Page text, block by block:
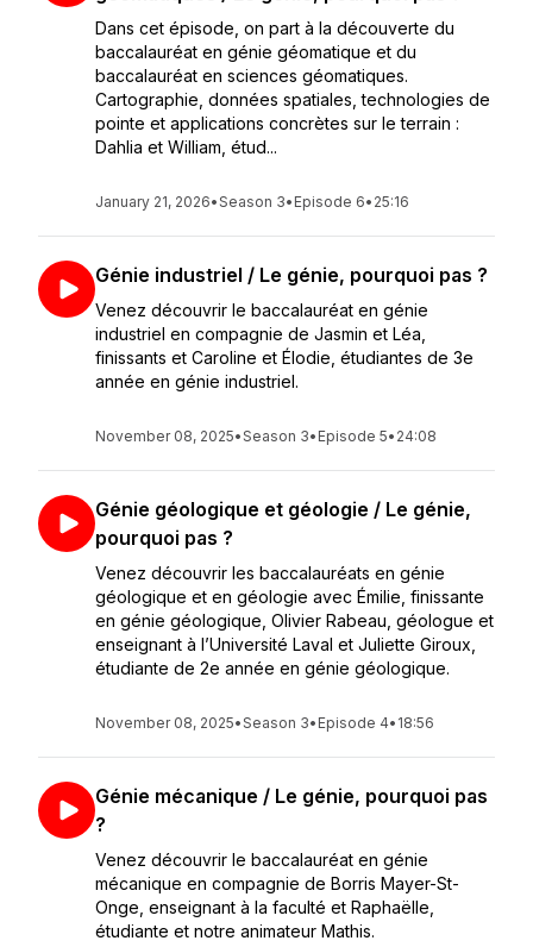
Dans cet épisode, on part à la découverte du
baccalauréat en génie géomatique et du
baccalauréat en sciences géomatiques.
Cartographie, données spatiales, technologies de
pointe et applications concrètes sur le terrain :
Dahlia et William, étud...
January 21, 2026•Season 3• Episode 6• 25:16
Génie industriel / Le génie, pourquoi pas ?
Venez découvrir le baccalauréat en génie
industriel en compagnie de Jasmin et Léa,
finissants et Caroline et Élodie, étudiantes de 3e
année en génie industriel.
November 08, 2025•Season 3• Episode 5• 24:08
Génie géologique et géologie / Le génie,
pourquoi pas ?
Venez découvrir les baccalauréats en génie
géologique et en géologie avec Émilie, finissante
en génie géologique, Olivier Rabeau, géologue et
enseignant à l’Université Laval et Juliette Giroux,
étudiante de 2e année en génie géologique.
November 08, 2025•Season 3• Episode 4• 18:56
Génie mécanique / Le génie, pourquoi pas
?
Venez découvrir le baccalauréat en génie
mécanique en compagnie de Borris Mayer-St-
Onge, enseignant à la faculté et Raphaëlle,
étudiante et notre animateur Mathis.